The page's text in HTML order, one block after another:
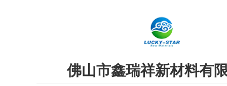
佛山市鑫瑞祥新材料有